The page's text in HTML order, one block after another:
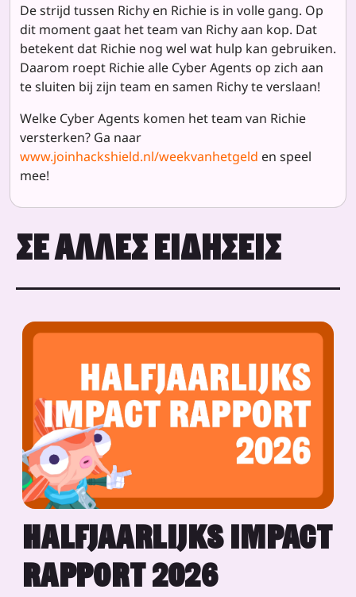
De strijd tussen Richy en Richie is in volle gang. Op
dit moment gaat het team van Richy aan kop. Dat
betekent dat Richie nog wel wat hulp kan gebruiken.
Daarom roept Richie alle Cyber Agents op zich aan
te sluiten bij zijn team en samen Richy te verslaan!
Welke Cyber Agents komen het team van Richie
versterken? Ga naar
www.joinhackshield.nl/weekvanhetgeld en speel
mee!
ΣΕ ΆΛΛΕΣ ΕΙΔΉΣΕΙΣ
HALFJAARLIJKS IMPACT
RAPPORT 2026